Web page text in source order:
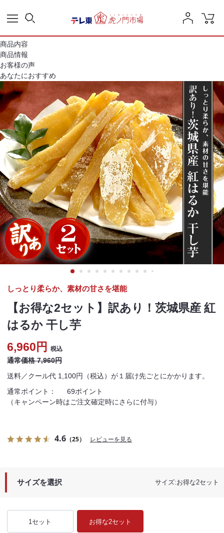
商品内容
商品情報
お客様の声
あなたにおすすめ
【お得な2セット】訳あり！茨城県産 紅
はるか 干し芋
しっとり柔らか、素材の甘さを堪能
6,960円 税込
通常価格 7,960円
通常ポイント：
69ポイント
（キャンペーン時はご注文確定時にさらに付与）
送料／クール代 1,100円（税込）が１届け先ごとにかかります。
4.6 （25） レビューを見る
サイズを選択 サイズ:お得な2セット
1セット お得な2セット